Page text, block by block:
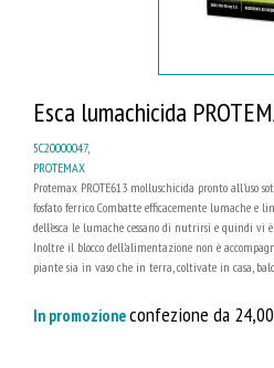
Esca lumachicida
5C20000047,
PROTEMAX
Protemax PROTE613 molluschicida pronto all’uso
fosfato ferrico. Combatte efficacemente lumache e
dell’esca le lumache cessano di nutrirsi e quindi vi
Inoltre il blocco dell’alimentazione non è
piante sia in vaso che in terra, coltivate in casa,
In promozioneconfezione da